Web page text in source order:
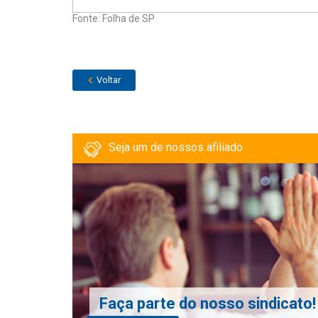
Fonte: Folha de SP
Voltar
Seja um de nossos afiliado
Faça parte do nosso sindicato!